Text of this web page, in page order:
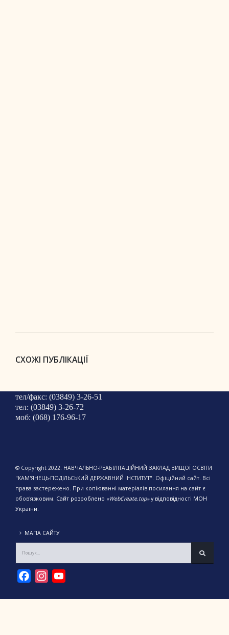
СХОЖІ ПУБЛІКАЦІЇ
тел/факс: (03849) 3-26-51
тел: (03849) 3-26-72
моб: (068) 176-96-17
© Copyright 2022. НАВЧАЛЬНО-РЕАБІЛІТАЦІЙНИЙ ЗАКЛАД ВИЩОЇ ОСВІТИ
"КАМ'ЯНЕЦЬ-ПОДІЛЬСЬКИЙ ДЕРЖАВНИЙ ІНСТИТУТ". Офіційний сайт. Всі
права застережено. При копіюванні матеріалів посилання на сайт є
обов'язковим. Сайт розроблено «WebCreate.top»у відповідності МОН
України.
МАПА САЙТУ
FacebookInstagram